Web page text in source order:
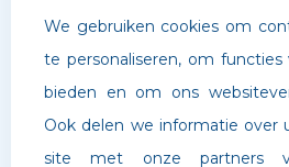
We gebruiken cookies om
te personaliseren, om
bieden en om ons
Ook delen we informatie over
site met onze partners